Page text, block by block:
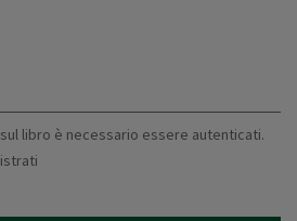
libro è necessario essere autenticati.